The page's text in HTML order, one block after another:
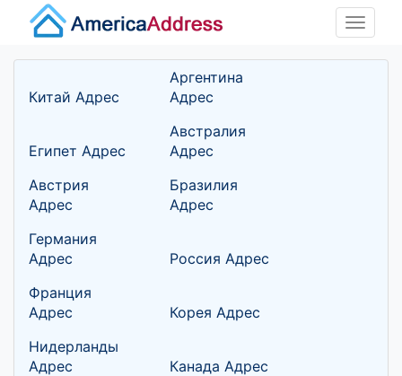
Toggle
Китай Адрес
Аргентина
Адрес
Египет Адрес
Австралия
Адрес
Австрия
Адрес
Бразилия
Адрес
Германия
Адрес
Россия Адрес
Франция
Адрес
Корея Адрес
Нидерланды
Адрес
Канада Адрес